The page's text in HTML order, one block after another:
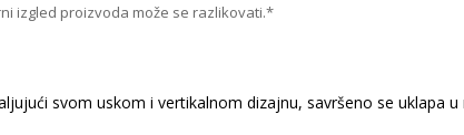
izgled proizvoda može se razlikovati.*
svom uskom i vertikalnom dizajnu, savršeno se uklapa